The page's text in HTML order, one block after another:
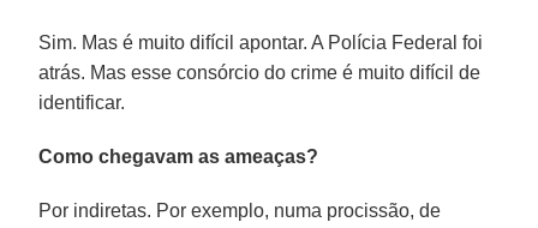
Sim. Mas é muito difícil apontar. A Polícia Federal foi
atrás. Mas esse consórcio do crime é muito difícil de
identificar.
Como chegavam as ameaças?
Por indiretas. Por exemplo, numa procissão, de